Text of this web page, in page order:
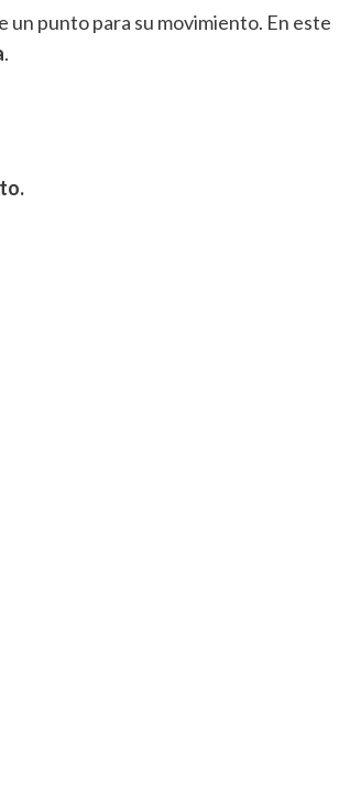
un punto para su movimiento. En este
.